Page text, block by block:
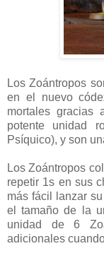
Los Zoántropos
en el nuevo
mortales gracias
potente unidad
Psíquico), y son
Los Zoántropos
repetir 1s en sus
más fácil lanzar
el tamaño de la
unidad de 6
adicionales